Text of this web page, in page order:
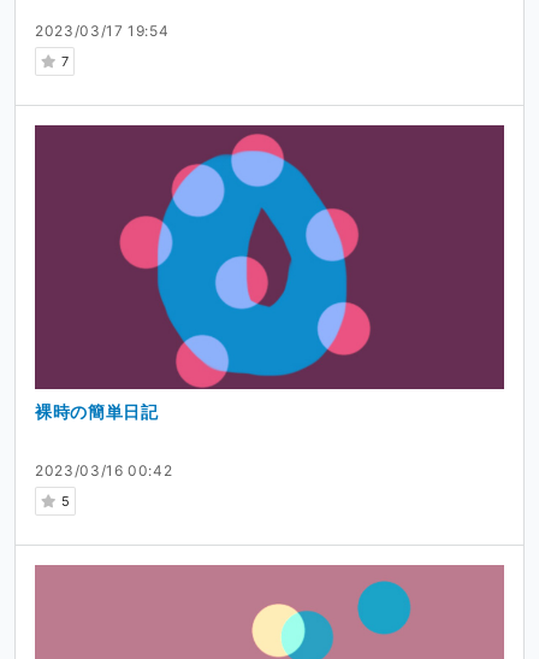
2023/03/17 19:54
7
2023/03/16 00:42
5
裸時の簡単日記